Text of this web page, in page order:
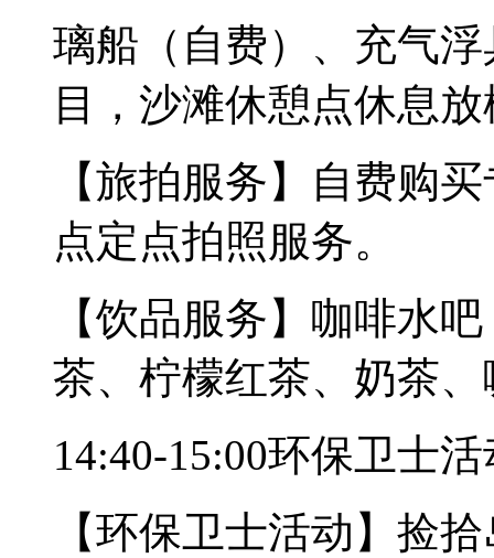
璃船（自费）、充气
目，沙滩休憩点休息
【旅拍服务】自费购
点定点拍照服务。
【饮品服务】咖啡水
茶、柠檬红茶、奶茶
14:40-15:00环保卫士活
【环保卫士活动】捡